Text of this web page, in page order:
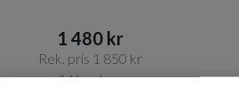
1 480 kr​​
Rek. pris 1 850 kr​​
7-14 vardagar